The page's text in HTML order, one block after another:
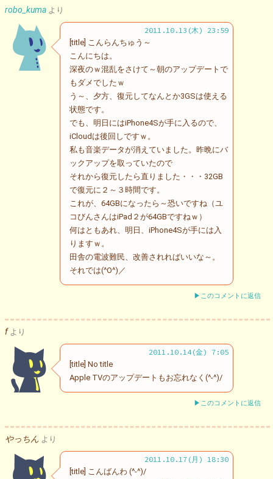
robo_kuma より
2011.10.13(木) 23:59
[title] こんらんちゅう～
こんにちは。
深夜のｗ混乱をさけて～朝のアップデートで
もダメでしたｗ
う～、夕方、復元してなんとか3GSは使える
状態です。
でも、明日にはiPhone4Sが手に入るので、
iCloudは後回しですｗ。
私も音楽データが消えていました。昨晩にバ
ックアップを取っていたので
それから復元したら直りました・・・32GB
で復元に２～３時間です。
これが、64GBになったら～恐いですね（ユ
コびんさんはiPad２が64GBですねｗ）
何はともあれ、明日、iPhone4Sが手には入
りますｗ。
田舎の電波難民、改善されればいいな～。
それでは(^O^)／
▶このコメントに返信
f より
2011.10.14(金) 7:05
[title] No title
Apple TVのアップデートもお忘れなく(^-^)/
▶このコメントに返信
やっちん より
2011.10.17(月) 18:30
[title] こんばんわ (^-^)/